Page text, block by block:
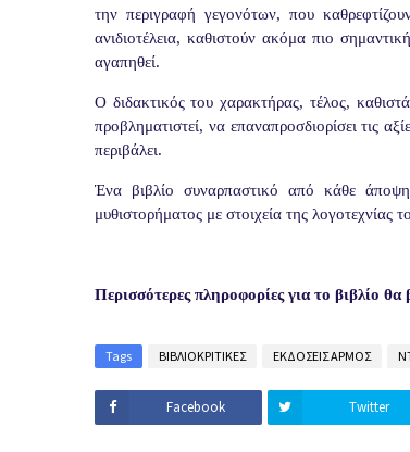
την περιγραφή γεγονότων, που
ανιδιοτέλεια, καθιστούν ακόμα πιο
αγαπηθεί.
Ο διδακτικός του χαρακτήρας, τέλος,
προβληματιστεί, να επαναπροσδιορίσει τις
περιβάλει.
Ένα βιβλίο συναρπαστικό από κάθε
μυθιστορήματος με στοιχεία της λογοτεχνίας
Περισσότερες πληροφορίες για το βιβλίο θα
Tags ΒΙΒΛΙΟΚΡΙΤΙΚΕΣ ΕΚΔΟΣΕΙΣ ΑΡΜΟΣ
Facebook Twitter